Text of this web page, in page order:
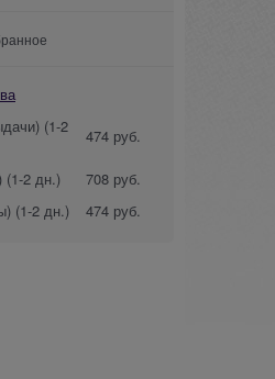
(1-2
474 руб.
(1-2 дн.)
708 руб.
(1-2 дн.) 474 руб.